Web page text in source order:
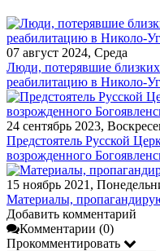
07 август 2024, Среда
Люди, потерявшие
реабилитацию в Николо-
24 сентябрь 2023,
Предстоятель Русской
возрожденного
15 ноябрь 2021,
Материалы,
Добавить комментарий
Комментарии (0)
Прокомментировать